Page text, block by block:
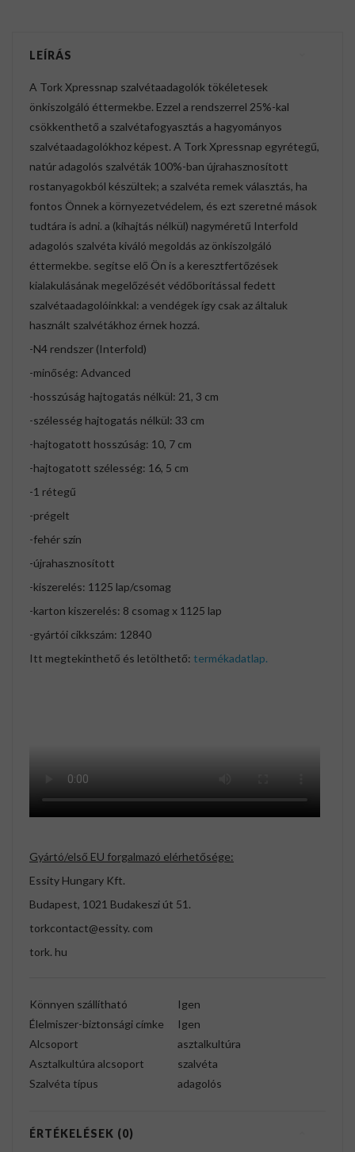
LEÍRÁS
A Tork Xpressnap szalvétaadagolók tökéletesek
önkiszolgáló éttermekbe. Ezzel a rendszerrel 25%-kal
csökkenthető a szalvétafogyasztás a hagyományos
szalvétaadagolókhoz képest. A Tork Xpressnap egyrétegű,
natúr adagolós szalvéták 100%-ban újrahasznosított
rostanyagokból készültek; a szalvéta remek választás, ha
fontos Önnek a környezetvédelem, és ezt szeretné mások
tudtára is adni. a (kihajtás nélkül) nagyméretű Interfold
adagolós szalvéta kiváló megoldás az önkiszolgáló
éttermekbe. segítse elő Ön is a keresztfertőzések
kialakulásának megelőzését védőborítással fedett
szalvétaadagolóinkkal: a vendégek így csak az általuk
használt szalvétákhoz érnek hozzá.
-N4 rendszer (Interfold)
-minőség: Advanced
-hosszúság hajtogatás nélkül: 21, 3 cm
-szélesség hajtogatás nélkül: 33 cm
-hajtogatott hosszúság: 10, 7 cm
-hajtogatott szélesség: 16, 5 cm
-1 rétegű
-prégelt
-fehér szín
-újrahasznosított
-kiszerelés: 1125 lap/csomag
-karton kiszerelés: 8 csomag x 1125 lap
-gyártói cikkszám: 12840
Itt megtekinthető és letölthető: termékadatlap.
Gyártó/első EU forgalmazó elérhetősége:
Essity Hungary Kft.
Budapest, 1021 Budakeszi út 51.
torkcontact@essity. com
tork. hu
Könnyen szállítható
Igen
Élelmiszer-biztonsági címke
Igen
Alcsoport
asztalkultúra
Asztalkultúra alcsoport
szalvéta
Szalvéta típus
adagolós
ÉRTÉKELÉSEK (0)